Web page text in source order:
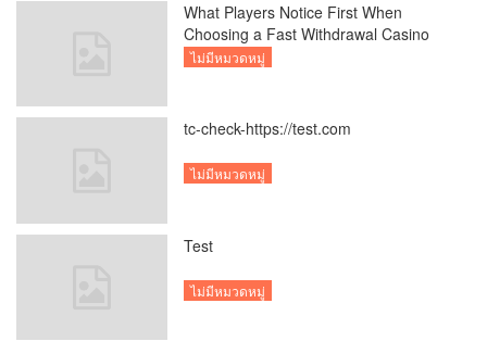
What Players Notice First When
Choosing a Fast Withdrawal Casino
UK
ไม่มีหมวดหมู่
tc-check-https://test.com
ไม่มีหมวดหมู่
Test
ไม่มีหมวดหมู่